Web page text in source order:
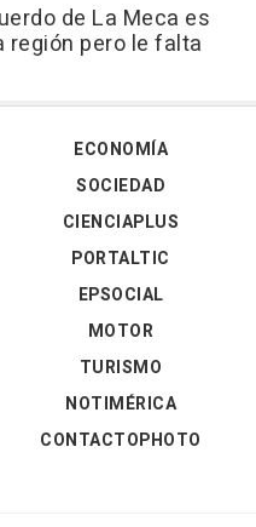
de La Meca es
región pero le falta
ECONOMÍA
SOCIEDAD
CIENCIAPLUS
PORTALTIC
EPSOCIAL
MOTOR
TURISMO
NOTIMÉRICA
CONTACTOPHOTO